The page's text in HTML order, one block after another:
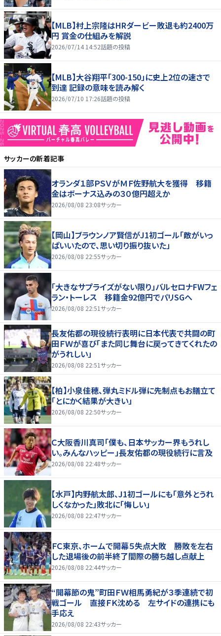
【MLB】村上宗隆はHRダービー敗退も約2400万
円 賞金の仕組みを解説
2026/07/14 14:52話題の投稿
【MLB】大谷翔平「300-150」に史上2位の速さで
到達 記録の意味を読み解く
2026/07/10 17:26話題の投稿
サッカーの新着記事
オランダ１部ＰＳＶがＭＦ佐野航大を獲得 移籍
金はボーナス込みの３０億円超えか
2026/08/08 23:08サッカー
【岡山】ブラウンノア賢信がJ1初ゴール「敵がいっ
ぱいいたので、思い切り振り抜いた」
2026/08/08 22:55サッカー
「大きなサプライズがない限り」バルセロナFWフェ
ラン・トーレス 移籍金92億円でパリSGへ
2026/08/08 22:51サッカー
長友佑都の現役続行表明に日本代表で共闘の町
田ＦＷが喜び「また同じ舞台に戻ってきてくれたの
がうれしい」
2026/08/08 22:51サッカー
【柏】小泉佳穂、弾丸ミドル弾に先制点もお膳立て
「とにかく結果が大きい」
2026/08/08 22:50サッカー
Ｃ大阪香川真司「僕も、日本サッカー界もうれし
い。みんなハッピー」長友佑都の現役続行に言及
2026/08/08 22:48サッカー
【水戸】内野航太郎、J1初ゴールにも「意外とうれ
しくなかった」敗北に「悔しい」
2026/08/08 22:47サッカー
ＦＣ東京、ホームで開幕５失点大敗 勝敗を左右
した退場後の前半終了間際の勝ち越し点献上
2026/08/08 22:44サッカー
“開幕節の鬼”町田ＦＷ相馬勇紀が３季連続で初
戦ゴール 直接ＦＫ沈める 左サイドの連携にも
手応え
2026/08/08 22:43サッカー